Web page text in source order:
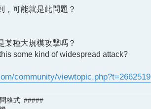
，可能就是此問題？
某種大規模攻擊嗎？
some kind of widespread attack?
community/viewtopic.php?t=2662519
格式' #####